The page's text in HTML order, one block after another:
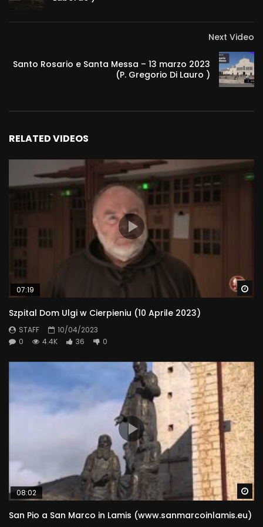
Next Video
Santo Rosario e Santa Messa – 13 marzo 2023
(P. Gregorio Di Lauro )
RELATED VIDEOS
07:19
Szpital Dom Ulgi w Cierpieniu (10 Aprile 2023)
STAFF
10/04/2023
0
4.4K 36 0
08:02
San Pio a San Marco in Lamis (www.sanmarcoinlamis.eu)